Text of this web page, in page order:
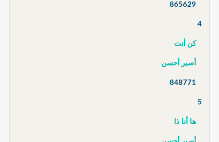
865629
4
كن أنت
أصير أحسن
848771
5
ها أنا ذا